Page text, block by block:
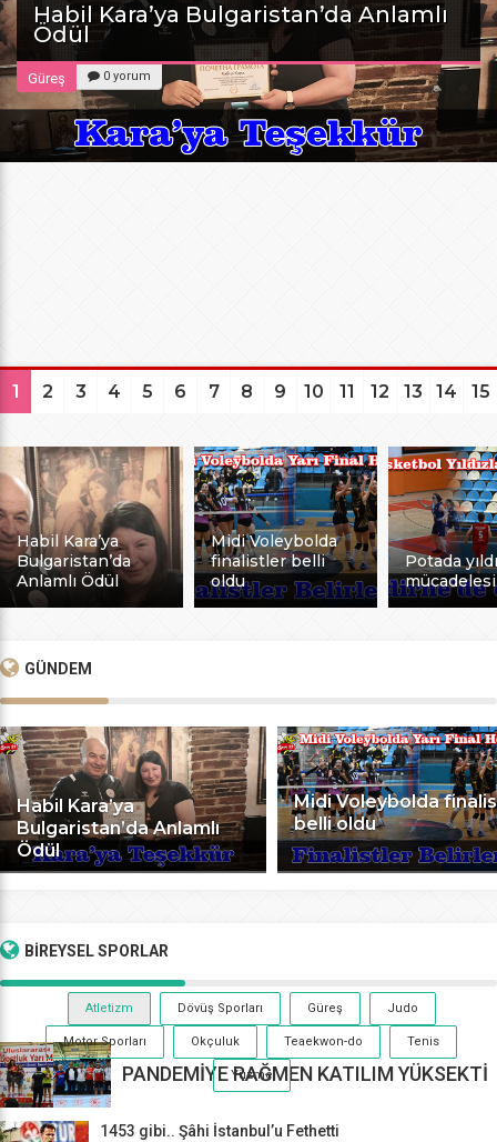
Habil Kara’ya Bulgaristan’da Anlamlı
Ödül
Güreş 0 yorum
1 2 3 4 5 6 7 8 9 10 11 12 13 14 15
Habil Kara’ya
Bulgaristan’da
Anlamlı Ödül
Midi Voleybolda
finalistler belli
oldu
Potada
mücadelesi
GÜNDEM
Habil Kara’ya
Bulgaristan’da Anlamlı
Ödül
Midi Voleybolda
belli oldu
BİREYSELSPORLAR
Atletizm Dövüş Sporları Güreş Judo
Motor Sporları Okçuluk Teaekwon-do Tenis
Yüzme
PANDEMİYE RAĞMEN KATILIM YÜKSEKTİ
1453 gibi.. Şâhi İstanbul’u Fethetti